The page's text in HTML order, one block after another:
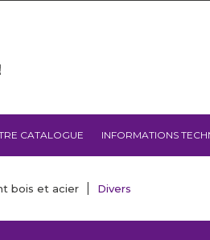
CATALOGUE INFORMATIONS
bois et acier Divers